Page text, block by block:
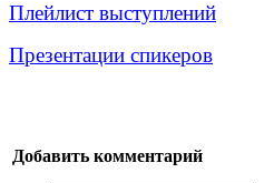
Плейлист выступлений
Презентации спикеров
Добавить комментарий